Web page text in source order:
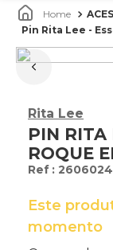
Pin Rita Lee -
Rita Lee
PIN RITA
ROQUE
:
Este
momento